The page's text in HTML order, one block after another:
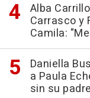
Alba
Carrasco y
Camila:
Daniella
a Paula
sin su padre